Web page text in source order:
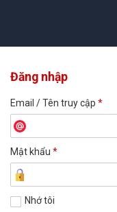
Đăng nhập
Email / Tên truy cập *
Mật khẩu *
Nhớ tôi